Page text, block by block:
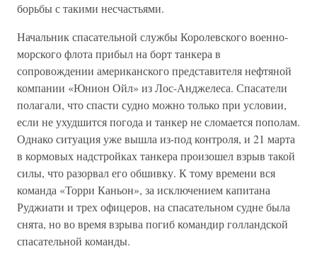
борьбы с такими несчастьями.
Начальник спасательной службы Королевского военно-
морского флота прибыл на борт танкера в
сопровождении американского представителя нефтяной
компании «Юнион Ойл» из Лос-Анджелеса. Спасатели
полагали, что спасти судно можно только при условии,
если не ухудшится погода и танкер не сломается пополам.
Однако ситуация уже вышла из-под контроля, и 21 марта
в кормовых надстройках танкера произошел взрыв такой
силы, что разорвал его обшивку. К тому времени вся
команда «Торри Каньон», за исключением капитана
Руджиати и трех офицеров, на спасательном судне была
снята, но во время взрыва погиб командир голландской
спасательной команды.